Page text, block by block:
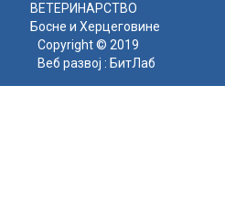
ВЕТЕРИНАРСТВО
Босне и Херцеговине
Copyright © 2019
Веб развој : БитЛаб